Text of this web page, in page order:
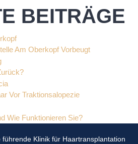
BEITRÄGE
Am Oberkopf Vorbeugt
Vor Traktionsalopezie
Wie Funktionieren Sie?
führende Klinik für Haartransplantation